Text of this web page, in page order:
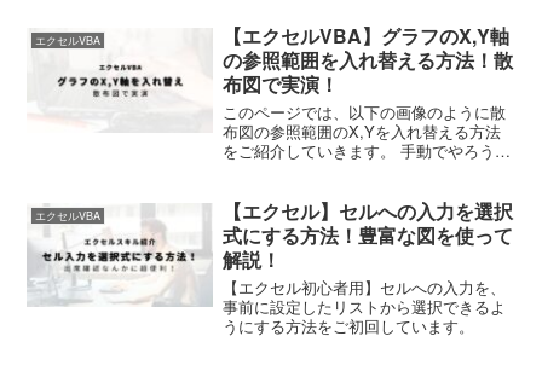
様と遊びなりにご活用ください。 それで
はさっそく作り方...
エクセルVBA
【エクセルVBA】グラフのX,Y軸
の参照範囲を入れ替える方法！散
布図で実演！
このページでは、以下の画像のように散
布図の参照範囲のX,Yを入れ替える方法
をご紹介していきます。 手動でやろうと
実行可能です。 それではさっそくやって
いきましょう。 ※...
エクセルVBA
【エクセル】セルへの入力を選択
式にする方法！豊富な図を使って
解説！
【エクセル初心者用】セルへの入力を、
事前に設定したリストから選択できるよ
うにする方法をご初回しています。